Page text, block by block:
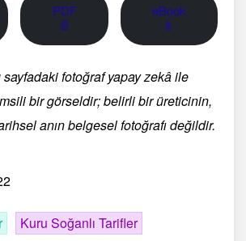
PDF
📄
eBook
📱
fotoğraf yapay zekâ ile
bir görseldir; belirli bir üreticinin,
anın belgesel fotoğrafı değildir.
Kuru Soğanlı Tarifler